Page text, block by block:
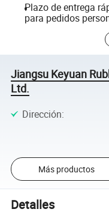
Plazo de entrega
para pedidos
Jiangsu Keyuan
Ltd.
Dirección:
Más productos
Detalles